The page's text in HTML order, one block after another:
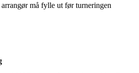
må fylle ut før turneringen